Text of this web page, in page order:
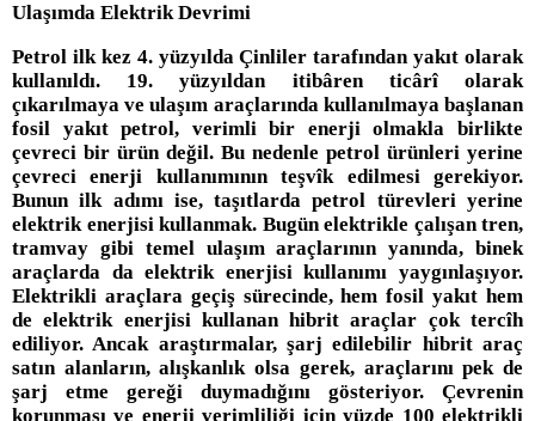
Ulaşımda Elektrik Devrimi
Petrol ilk kez 4. yüzyılda Çinliler tarafından yakıt olarak
kullanıldı. 19. yüzyıldan itibâren ticârî olarak
çıkarılmaya ve ulaşım araçlarında kullanılmaya başlanan
fosil yakıt petrol, verimli bir enerji olmakla birlikte
çevreci bir ürün değil. Bu nedenle petrol ürünleri yerine
çevreci enerji kullanımının teşvîk edilmesi gerekiyor.
Bunun ilk adımı ise, taşıtlarda petrol türevleri yerine
elektrik enerjisi kullanmak. Bugün elektrikle çalışan tren,
tramvay gibi temel ulaşım araçlarının yanında, binek
araçlarda da elektrik enerjisi kullanımı yaygınlaşıyor.
Elektrikli araçlara geçiş sürecinde, hem fosil yakıt hem
de elektrik enerjisi kullanan hibrit araçlar çok tercîh
ediliyor. Ancak araştırmalar, şarj edilebilir hibrit araç
satın alanların, alışkanlık olsa gerek, araçlarını pek de
şarj etme gereği duymadığını gösteriyor. Çevrenin
korunması ve enerji verimliliği için yüzde 100 elektrikli